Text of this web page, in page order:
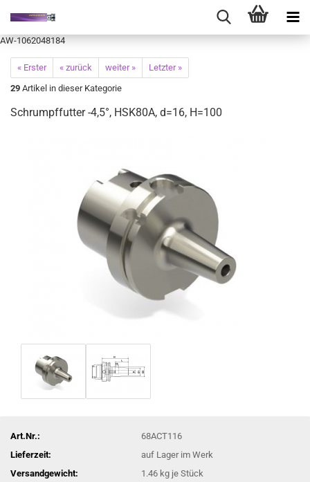
AW-1062048184
« Erster « zurück weiter »
Letzter »
29 Artikel in dieser Kategorie
Schrumpffutter -4,5°, HSK80A, d=16, H=100
Art.Nr.:
68ACT116
Lieferzeit:
auf Lager im Werk
Versandgewicht:
1.46 kg je Stück